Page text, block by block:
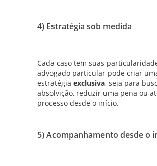
4) Estratégia sob medida
Cada caso tem suas
advogado particular pode criar
estratégia exclusiva, seja para
absolvição, reduzir uma pena ou
processo desde o início.
5) Acompanhamento desde o